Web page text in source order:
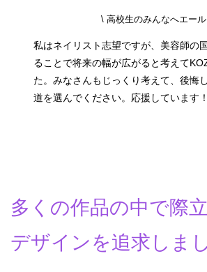
\ 高校生のみんなへエー
私はネイリスト志望ですが、美容師の
ることで将来の幅が広がると考えて
た。みなさんもじっくり考えて、後悔
道を選んでください。応援しています！
多くの作品の中で際
デザインを追求しま